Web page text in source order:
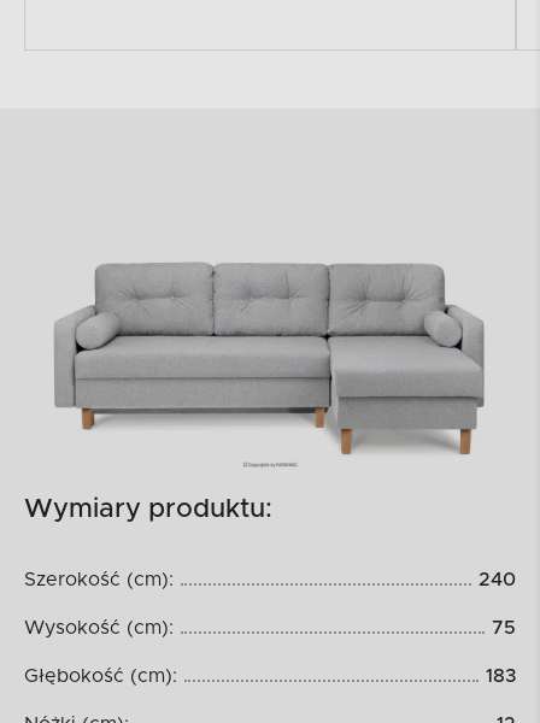
Wymiary produktu:
Szerokość (cm): 240
Wysokość (cm): 75
Głębokość (cm): 183